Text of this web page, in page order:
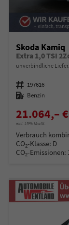
Skoda Kamiq
Extra 1,0 TSI
unverbindliche
Fahrzeugnummer 197616
Kraftstoff Benzin
21.064,– €
incl. 19% MwSt.
Verbrauch
CO2-Klasse: D
CO2-Emissionen: